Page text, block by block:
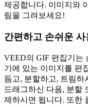
제공합니다. 이미지와
림을 그려보세요!
간편하고 손쉬운 사
VEED의 GIF 편집기는
기에 있는 이미지를 편
듬고, 분할하고, 트림
드래그하신 다음, 분할
제하시면 됩니다. 또한